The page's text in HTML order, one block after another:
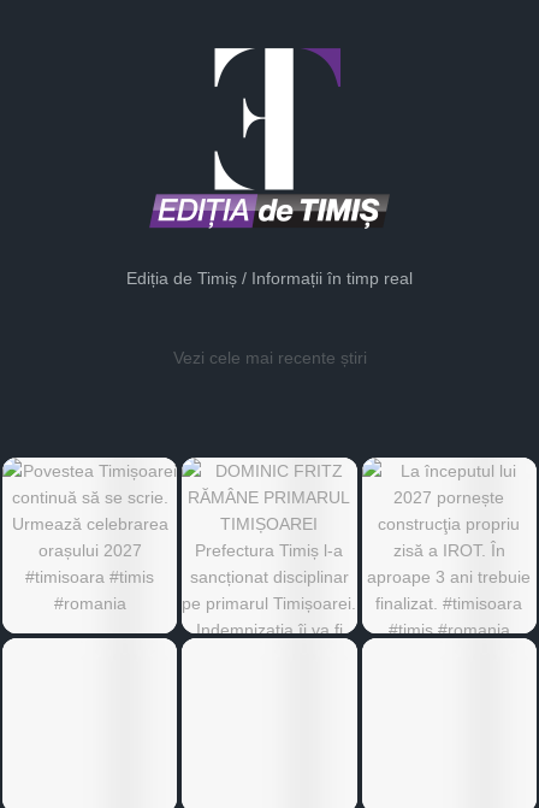
Ediția de Timiș / Informații în timp real
Vezi cele mai recente știri